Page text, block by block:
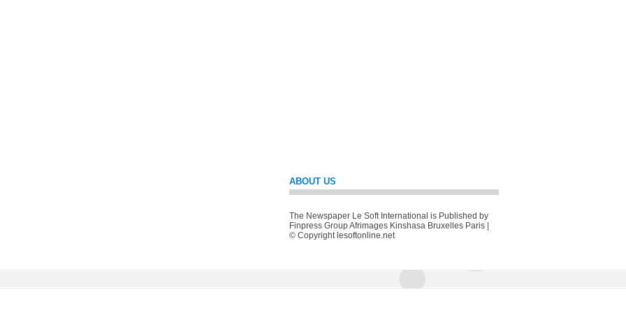
ABOUT US
The Newspaper Le Soft International is Published by
Finpress Group Afrimages Kinshasa Bruxelles Paris |
© Copyright lesoftonline.net